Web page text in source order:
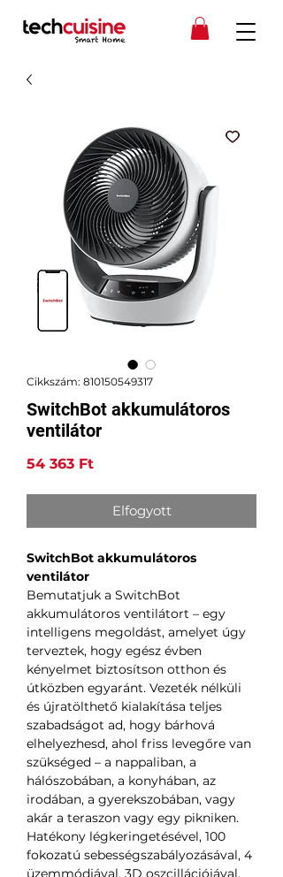
Cikkszám: 810150549317
SwitchBot akkumulátoros
ventilátor
54 363 FtÁr
Elfogyott
SwitchBot akkumulátoros
ventilátor
Bemutatjuk a SwitchBot
akkumulátoros ventilátort – egy
intelligens megoldást, amelyet úgy
terveztek, hogy egész évben
kényelmet biztosítson otthon és
útközben egyaránt. Vezeték nélküli
és újratölthető kialakítása teljes
szabadságot ad, hogy bárhová
elhelyezhesd, ahol friss levegőre van
szükséged – a nappaliban, a
hálószobában, a konyhában, az
irodában, a gyerekszobában, vagy
akár a teraszon vagy egy pikniken.
Hatékony légkeringetésével, 100
fokozatú sebességszabályozásával, 4
üzemmódjával, 3D oszcillációjával,